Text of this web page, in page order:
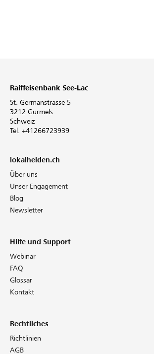
Raiffeisenbank See-Lac
St. Germanstrasse 5
3212 Gurmels
Schweiz
Tel. +41266723939
lokalhelden.ch
Über uns
Unser Engagement
Blog
Newsletter
Hilfe und Support
Webinar
FAQ
Glossar
Kontakt
Rechtliches
Richtlinien
AGB